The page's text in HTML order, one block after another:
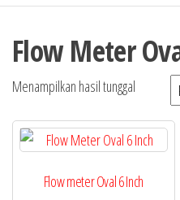
Flow Meter
Menampilkan hasil tunggal
Flow meter Oval 6 Inch